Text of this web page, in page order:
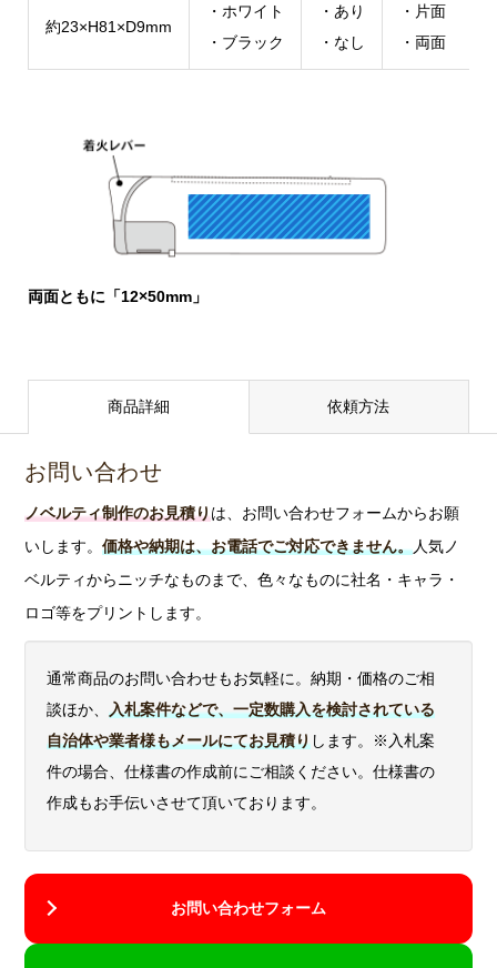
約23×H81×D9mm
・ホワイト
・ブラック
・あり
・なし
・片面
・両面
両面ともに「12×50mm」
商品詳細 依頼方法
お問い合わせ
ノベルティ制作のお見積り は、お問い合わせフォームからお願
いします。価格や納期は、お電話でご対応できません。人気ノ
ベルティからニッチなものまで、色々なものに社名・キャラ・
ロゴ等をプリントします。
通常商品のお問い合わせもお気軽に。納期・価格のご相
談ほか、入札案件などで、一定数購入を検討されている
自治体や業者様もメールにてお見積りします。※入札案
件の場合、仕様書の作成前にご相談ください。仕様書の
作成もお手伝いさせて頂いております。
お問い合わせフォーム